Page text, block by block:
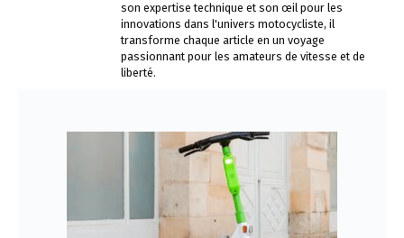
son expertise technique et son œil pour les
innovations dans l'univers motocycliste, il
transforme chaque article en un voyage
passionnant pour les amateurs de vitesse et de
liberté.